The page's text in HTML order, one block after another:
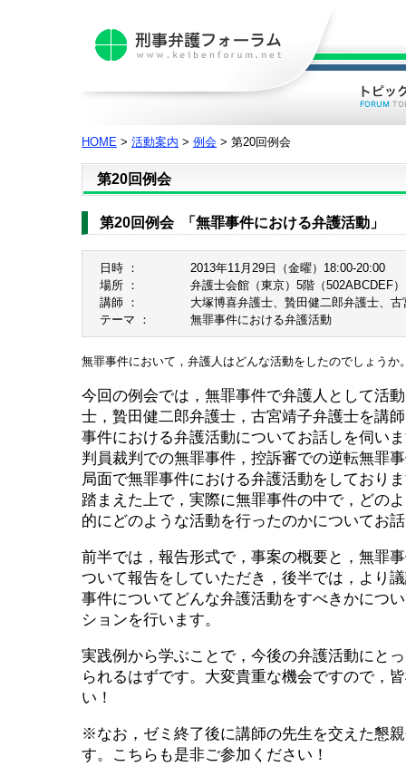
HOME > 活動案内 > 例会 > 第20回例会
第20回例会
第20回例会 「無罪事件における弁護活動」
日時 ：
2013年11月29日（金曜）18:00-20:00
場所 ：
弁護士会館（東京）5階（502ABCDEF）
講師 ：
大塚博喜弁護士、贄田健二郎弁護士、
テーマ ：
無罪事件における弁護活動
無罪事件において，弁護人はどんな活動をしたのでしょうか
今回の例会では，無罪事件で弁護人として活
士，贄田健二郎弁護士，古宮靖子弁護士を講
事件における弁護活動についてお話しを伺い
判員裁判での無罪事件，控訴審での逆転無罪
局面で無罪事件における弁護活動をしており
踏まえた上で，実際に無罪事件の中で，どの
的にどのような活動を行ったのかについてお
前半では，報告形式で，事案の概要と，無罪
ついて報告をしていただき，後半では，より
事件についてどんな弁護活動をすべきかにつ
ションを行います。
実践例から学ぶことで，今後の弁護活動にと
られるはずです。大変貴重な機会ですので，
い！
※なお，ゼミ終了後に講師の先生を交えた懇
す。こちらも是非ご参加ください！